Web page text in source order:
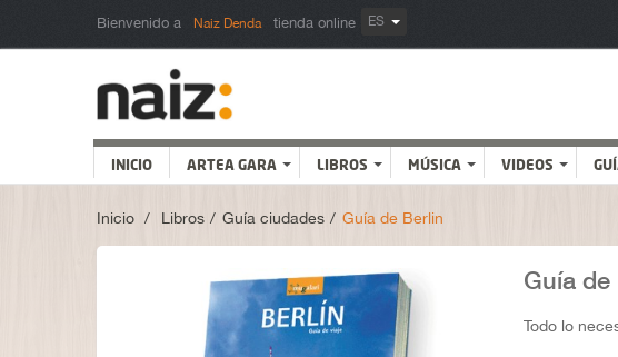
Bienvenido a Naiz Denda tienda online ES
INICIO ARTEA GARA LIBROS MÚSICA VIDEOS
Inicio > Libros > Guía ciudades > Guía de Berlin
Guía de
Todo lo